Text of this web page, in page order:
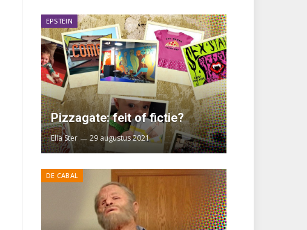
EPSTEIN
Pizzagate: feit of fictie?
Ella Ster 29 augustus 2021
DE CABAL